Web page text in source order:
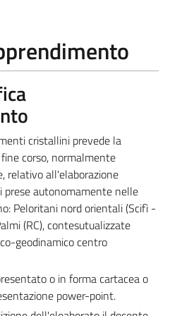
cristallini prevede la
corso, normalmente
relativo all'elaborazione
autonomamente nelle
Peloritani nord orientali (Scifì -
(RC), contesutualizzate
geodinamico centro
o in forma cartacea o
power-point.